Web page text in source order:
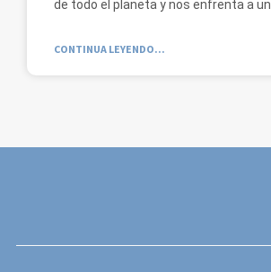
de todo el planeta y nos enfrenta a un
CONTINUA LEYENDO...